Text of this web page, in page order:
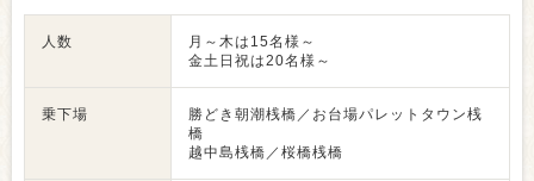
人数
月～木は15名様～
金土日祝は20名様～
乗下場
勝どき朝潮桟橋／お台場パレットタウン桟
橋
越中島桟橋／桜橋桟橋